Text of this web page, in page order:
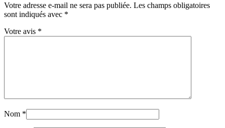
Votre adresse e-mail ne sera pas publiée. Les champs obligatoires
sont indiqués avec *
Votre avis *
Nom *